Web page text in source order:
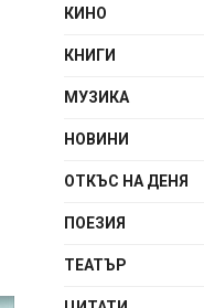
КИНО
КНИГИ
МУЗИКА
НОВИНИ
ОТКЪС НА ДЕНЯ
ПОЕЗИЯ
ТЕАТЪР